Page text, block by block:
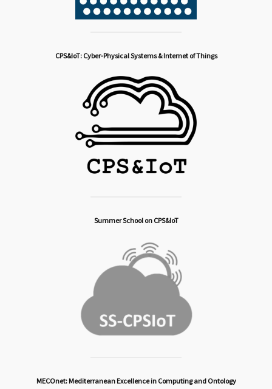
CPS&IoT: Cyber-Physical Systems & Internet of Things
Summer School on CPS&IoT
MECOnet: Mediterranean Excellence in Computing and Ontology